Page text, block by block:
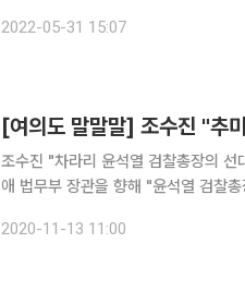
본부는 이날 보도자료를 내고 "박 후보
2022-05-31 15:07
조수진 "차라리 윤석열 검찰총장의 선대위원장을 맡
애 법무부 장관을 향해 "윤석열 검찰
2020-11-13 11:00